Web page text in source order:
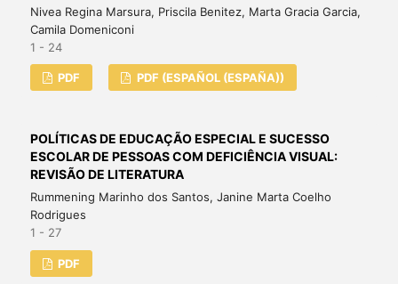
Nivea Regina Marsura, Priscila Benitez, Marta Gracia Garcia,
Camila Domeniconi
1 - 24
PDF PDF (ESPAÑOL (ESPAÑA))
POLÍTICAS DE EDUCAÇÃO ESPECIAL E SUCESSO
ESCOLAR DE PESSOAS COM DEFICIÊNCIA VISUAL:
REVISÃO DE LITERATURA
Rummening Marinho dos Santos, Janine Marta Coelho
Rodrigues
1 - 27
PDF